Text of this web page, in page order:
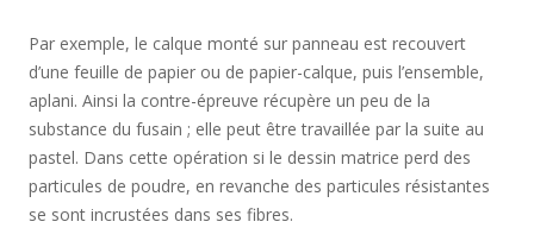
Par exemple, le calque monté sur panneau est recouvert
d’une feuille de papier ou de papier-calque, puis l’ensemble,
aplani. Ainsi la contre-épreuve récupère un peu de la
substance du fusain ; elle peut être travaillée par la suite au
pastel. Dans cette opération si le dessin matrice perd des
particules de poudre, en revanche des particules résistantes
se sont incrustées dans ses fibres.